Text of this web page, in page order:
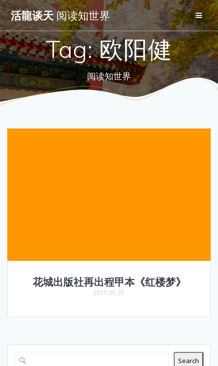
Skip
to
content
活龍谈天阅读知世界
Tag:欧阳健
阅读知世界
花城出版社再出程甲本《红楼梦》
2011-01-31
Search